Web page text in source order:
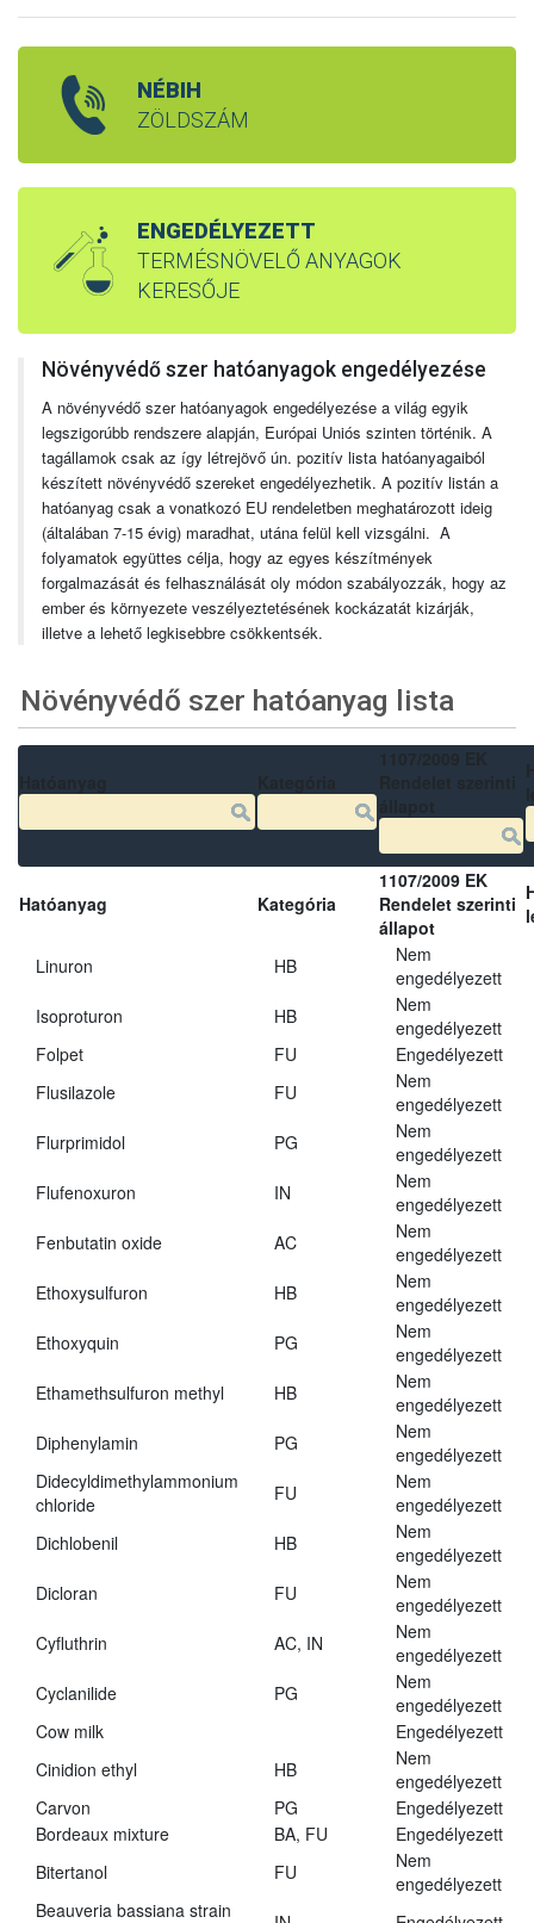
NÉBIH
ZÖLDSZÁM
ENGEDÉLYEZETT
TERMÉSNÖVELŐ ANYAGOK
KERESŐJE
Növényvédő szer hatóanyagok engedélyezése
A növényvédő szer hatóanyagok engedélyezése a világ egyik
legszigorúbb rendszere alapján, Európai Uniós szinten történik. A
tagállamok csak az így létrejövő ún. pozitív lista hatóanyagaiból
készített növényvédő szereket engedélyezhetik. A pozitív listán a
hatóanyag csak a vonatkozó EU rendeletben meghatározott ideig
(általában 7-15 évig) maradhat, utána felül kell vizsgálni. A
folyamatok együttes célja, hogy az egyes készítmények
forgalmazását és felhasználását oly módon szabályozzák, hogy az
ember és környezete veszélyeztetésének kockázatát kizárják,
illetve a lehető legkisebbre csökkentsék.
Növényvédő szer hatóanyag lista
Hatóanyag Kategória
1107/2009 EK
Rendelet szerinti
állapot
Linuron HB
Nem
engedélyezett
Isoproturon
HB
Nem
engedélyezett
Folpet
FU
Engedélyezett
Flusilazole
FU
Nem
engedélyezett
Flurprimidol
PG
Nem
engedélyezett
Flufenoxuron
IN
Nem
engedélyezett
Fenbutatin oxide
AC
Nem
engedélyezett
Ethoxysulfuron
HB
Nem
engedélyezett
Ethoxyquin
PG
Nem
engedélyezett
Ethamethsulfuron methyl
HB
Nem
engedélyezett
Diphenylamin
PG
Nem
engedélyezett
Didecyldimethylammonium
chloride
FU
Nem
engedélyezett
Dichlobenil
HB
Nem
engedélyezett
Dicloran
FU
Nem
engedélyezett
Cyfluthrin
AC, IN
Nem
engedélyezett
Cyclanilide
PG
Nem
engedélyezett
Cow milk
Engedélyezett
Cinidion ethyl
HB
Nem
engedélyezett
Carvon
PG
Engedélyezett
Bordeaux mixture
BA, FU
Engedélyezett
Bitertanol
FU
Nem
engedélyezett
Beauveria bassiana strain